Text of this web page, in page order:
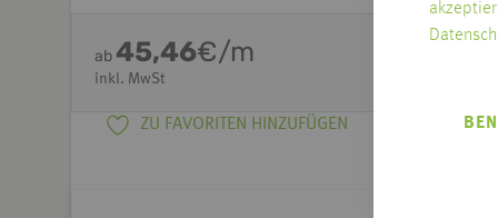
ab 45,46€/m
inkl. MwSt
ZU FAVORITEN HINZUFÜGEN